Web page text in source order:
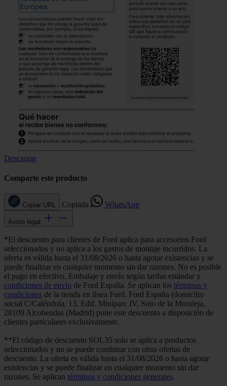
Descargar
Comparte este producto
Copiar URL Copiada WhatsApp
Aviso legal
*El descuento para clientes de Ford aplica para accesorios Ford
seleccionados y no aplica a los gastos de montaje incurridos. La
oferta es válida hasta el 31/08/2026 o hasta agotar existencias y se
puede finalizar en cualquier momento sin dar razones. No es posible
el pago en efectivo. Embalaje y envío según tarifas estándar y
condiciones de envío de Ford España. Se aplican los términos y
condiciones de la tienda en línea Ford. Ford España (domicilio
social C/Caléndula, 13, Edif. Miniparc IV, Soto de la Moraleja,
28109 Alcobendas (Madrid) pone este descuento a disposición de
clientes particulares exclusivamente.
**El código de descuento SOL35 solo se aplica a productos
seleccionados y no se puede combinar con otras ofertas de
descuento. La oferta es válida hasta el 31/08/2026 o hasta agotar
existencias y se puede finalizar en cualquier momento sin dar
razones. Se aplican términos y condiciones generales.